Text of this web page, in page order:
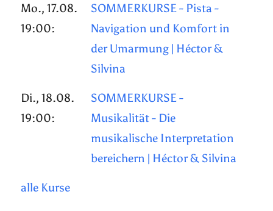
Mo., 17.08.
19:00:
SOMMERKURSE - Pista -
Navigation und Komfort in
der Umarmung | Héctor &
Silvina
Di., 18.08.
19:00:
SOMMERKURSE -
Musikalität - Die
musikalische Interpretation
bereichern | Héctor & Silvina
alle Kurse